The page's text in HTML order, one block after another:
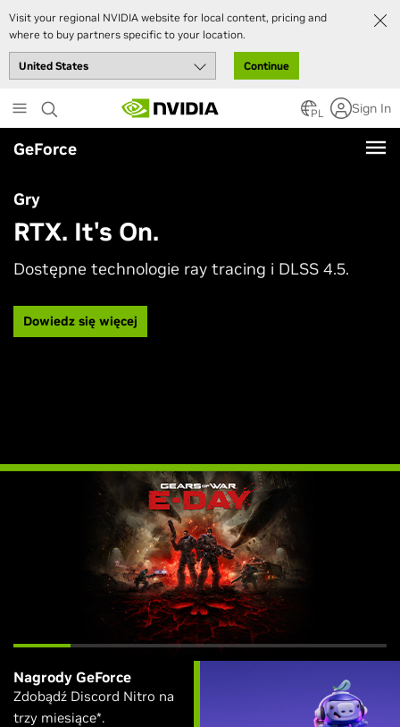
Visit your regional NVIDIA website for local content, pricing and
where to buy partners specific to your location.
Continue
to
main
content
PL Sign In
GeForce
Gry
RTX. It's On.
Dostępne technologie ray tracing i DLSS 4.5.
Dowiedz się więcej
Nagrody GeForce
Zdobądź Discord Nitro na
trzy miesiące*.